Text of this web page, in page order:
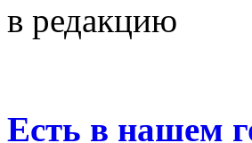
в редакцию
Есть в нашем